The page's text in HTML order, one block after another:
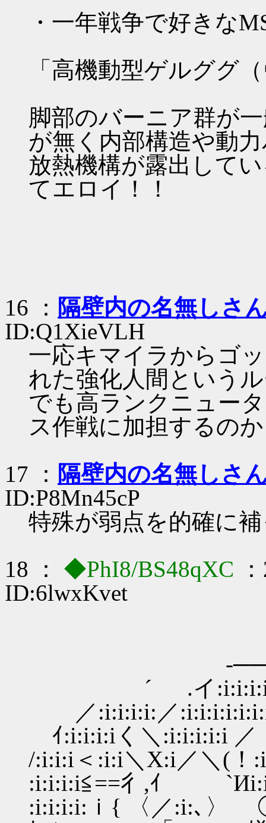
・一年戦争で好きな
「高機動型ゲルググ
脚部のバーニア群が
が無く内部構造や動
放熱機構が露出して
てエロイ！！
16 ： 隔壁内の名無しさ
ID:Q1XieVLH
一応キマイラからゴ
れた強化人間という
でも高ランクニュー
ス作戦に加担するの
17 ： 隔壁内の名無しさ
ID:P8Mn45cP
特殊が弱点を的確に
18 ：
◆PhI8/BS48qXC
ID:6lwxKvet
-───━
´ .イ
／:i:i:i:i:／:i:i:i:i:i:i:i
ｲ:i:i:i:iく＼:i:i:i:i:i
/:i:i:i＜:i:i＼X:i／＼(
:i:i:i:i≦==彳,ｲ `Иi:i:/
:i:i:i:i:ｉ{ 〈／:i: